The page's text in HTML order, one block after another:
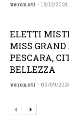
veronoti - 18/12/2024
ELETTI
MISS
PESCARA,
BELLEZZA
veronoti - 03/09/